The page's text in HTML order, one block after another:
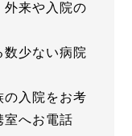
来や入院の
数少ない病院
の入院をお考
室へお電話